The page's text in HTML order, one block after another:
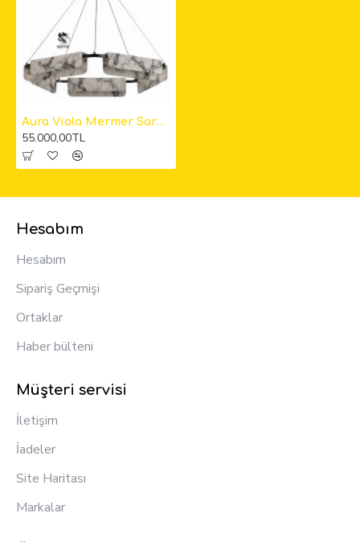
Aura Viola Mermer Sarkıt Avize 2
55.000,00TL
Hesabım
Hesabım
Sipariş Geçmişi
Ortaklar
Haber bülteni
Müşteri servisi
İletişim
İadeler
Site Haritası
Markalar